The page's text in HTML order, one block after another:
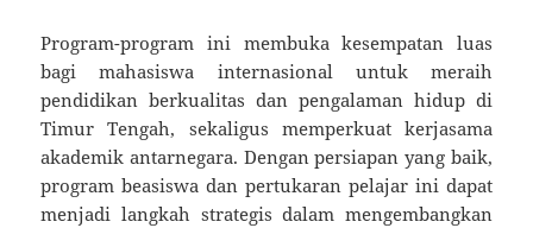
Program-program ini membuka kesempatan luas
bagi mahasiswa internasional untuk meraih
pendidikan berkualitas dan pengalaman hidup di
Timur Tengah, sekaligus memperkuat kerjasama
akademik antarnegara. Dengan persiapan yang baik,
program beasiswa dan pertukaran pelajar ini dapat
menjadi langkah strategis dalam mengembangkan